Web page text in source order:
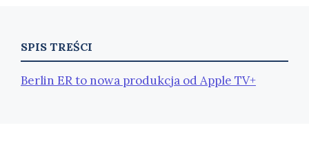
SPIS TREŚCI
Berlin ER to nowa produkcja od Apple TV+